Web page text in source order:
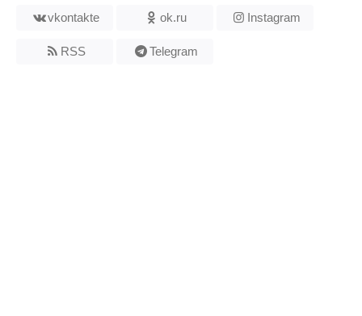
vkontakte ok.ru Instagram
RSS Telegram